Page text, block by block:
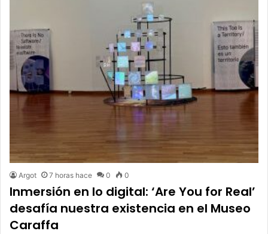
Argot 7 horas hace 0 0
Inmersión en lo digital: ‘Are You for Real’
desafía nuestra existencia en el Museo
Caraffa